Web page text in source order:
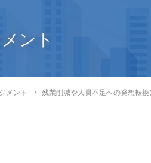
ント
メント 残業削減や人員不足への発想転